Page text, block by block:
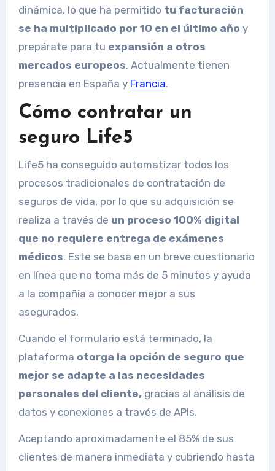
dinámica, lo que ha permitido tu facturación
se ha multiplicado por 10 en el último año y
prepárate para tu expansión a otros
mercados europeos. Actualmente tienen
presencia en España y Francia.
Cómo contratar un
seguro Life5
Life5 ha conseguido automatizar todos los
procesos tradicionales de contratación de
seguros de vida, por lo que su adquisición se
realiza a través de un proceso 100% digital
que no requiere entrega de exámenes
médicos. Este se basa en un breve cuestionario
en línea que no toma más de 5 minutos y ayuda
a la compañía a conocer mejor a sus
asegurados.
Cuando el formulario está terminado, la
plataforma otorga la opción de seguro que
mejor se adapte a las necesidades
personales del cliente, gracias al análisis de
datos y conexiones a través de APIs.
Aceptando aproximadamente el 85% de sus
clientes de manera inmediata y cubriendo hasta